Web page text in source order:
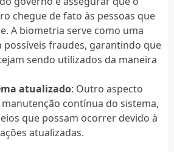
chegue de fato às pessoas que
A biometria serve como uma
fraudes, garantindo que
sendo utilizados da maneira
atualizado: Outro aspecto
contínua do sistema,
que possam ocorrer devido à
atualizadas.